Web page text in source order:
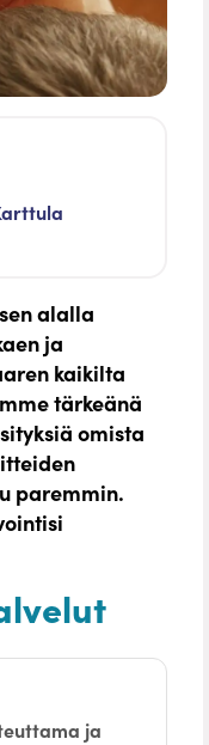
alalla
ja
kaikilta
tärkeänä
omista
paremmin.
ja